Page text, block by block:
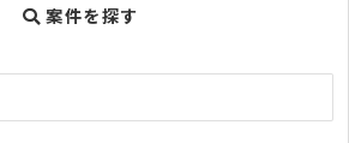
案件を探す